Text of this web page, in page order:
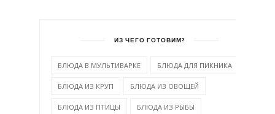
ИЗ ЧЕГО ГОТОВИМ?
БЛЮДА В МУЛЬТИВАРКЕ БЛЮДА ДЛЯ ПИКНИКА
БЛЮДА ИЗ КРУП БЛЮДА ИЗ ОВОЩЕЙ
БЛЮДА ИЗ ПТИЦЫ БЛЮДА ИЗ РЫБЫ